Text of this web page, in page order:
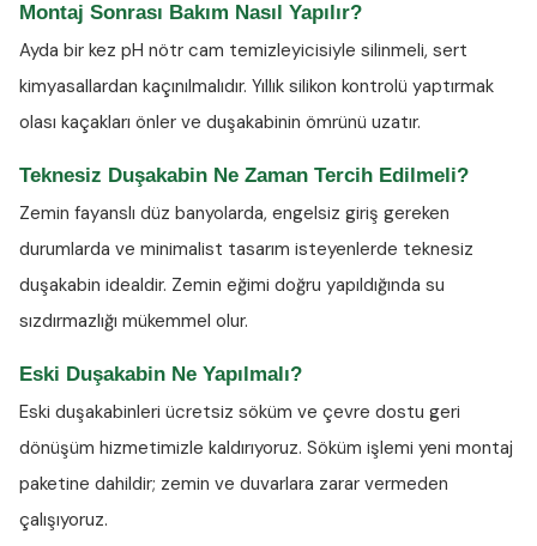
Montaj Sonrası Bakım Nasıl Yapılır?
Ayda bir kez pH nötr cam temizleyicisiyle silinmeli, sert
kimyasallardan kaçınılmalıdır. Yıllık silikon kontrolü yaptırmak
olası kaçakları önler ve duşakabinin ömrünü uzatır.
Teknesiz Duşakabin Ne Zaman Tercih Edilmeli?
Zemin fayanslı düz banyolarda, engelsiz giriş gereken
durumlarda ve minimalist tasarım isteyenlerde teknesiz
duşakabin idealdir. Zemin eğimi doğru yapıldığında su
sızdırmazlığı mükemmel olur.
Eski Duşakabin Ne Yapılmalı?
Eski duşakabinleri ücretsiz söküm ve çevre dostu geri
dönüşüm hizmetimizle kaldırıyoruz. Söküm işlemi yeni montaj
paketine dahildir; zemin ve duvarlara zarar vermeden
çalışıyoruz.